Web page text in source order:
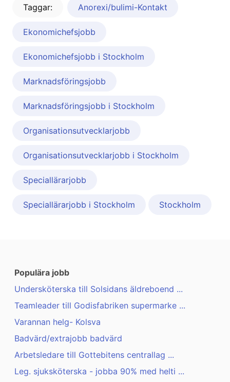
Taggar: Anorexi/bulimi-Kontakt
Ekonomichefsjobb
Ekonomichefsjobb i Stockholm
Marknadsföringsjobb
Marknadsföringsjobb i Stockholm
Organisationsutvecklarjobb
Organisationsutvecklarjobb i Stockholm
Speciallärarjobb
Speciallärarjobb i Stockholm Stockholm
Populära jobb
Undersköterska till Solsidans äldreboend ...
Teamleader till Godisfabriken supermarke ...
Varannan helg- Kolsva
Badvärd/extrajobb badvärd
Arbetsledare till Gottebitens centrallag ...
Leg. sjuksköterska - jobba 90% med helti ...